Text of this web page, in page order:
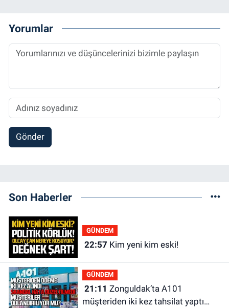
Yorumlar
Gönder
Son Haberler
GÜNDEM
22:57 Kim yeni kim eski!
GÜNDEM
21:11
müşteriden iki kez tahsilat yaptı